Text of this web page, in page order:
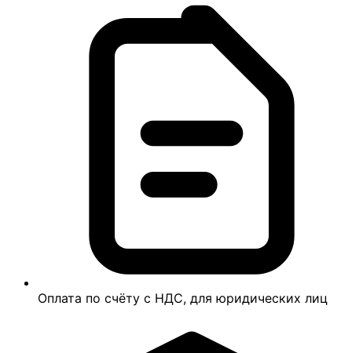
Оплата по счёту с НДС, для юридических лиц